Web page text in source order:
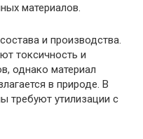
материалов.
и производства.
токсичность и
однако материал
в природе. В
требуют утилизации с